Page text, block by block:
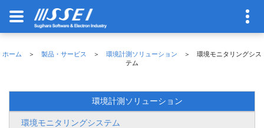
ホーム ＞ 製品・サービス ＞ 環境計測ソリューション ＞ 環境モニタリングシス
テム
環境計測ソリューション
環境モニタリングシステム